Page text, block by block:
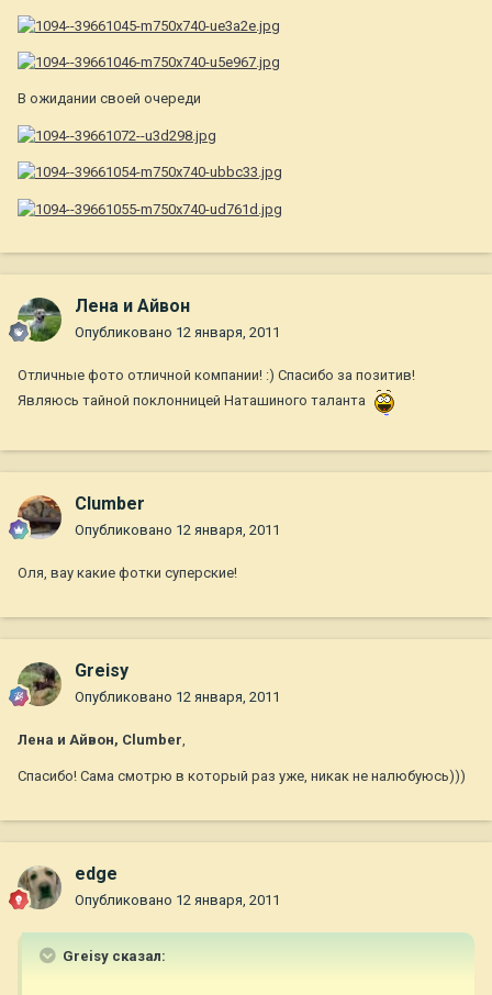
В ожидании своей очереди
Лена и Айвон
Опубликовано 12 января, 2011
Отличные фото отличной компании! :) Спасибо за позитив!
Являюсь тайной поклонницей Наташиного таланта
Clumber
Опубликовано 12 января, 2011
Оля, вау какие фотки суперские!
Greisy
Опубликовано 12 января, 2011
Лена и Айвон, Clumber,
Спасибо! Сама смотрю в который раз уже, никак не налюбуюсь)))
edge
Опубликовано 12 января, 2011
Greisy сказал: